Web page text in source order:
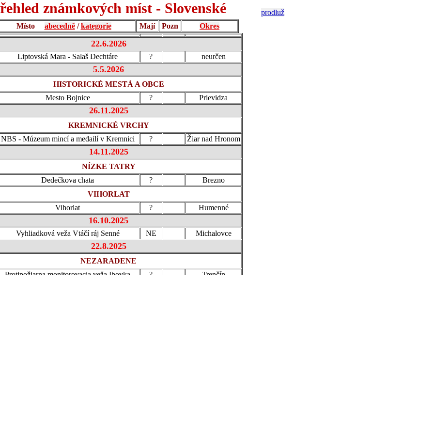
známkových míst - Slovenské
prodluž
Místo abecedně/kategorie Mají Pozn Okres
22.6.2026
Liptovská Mara - Salaš Dechtáre ? neurčen
5.5.2026
HISTORICKÉ MESTÁ A OBCE
Mesto Bojnice ? Prievidza
26.11.2025
KREMNICKÉ VRCHY
NBS - Múzeum mincí a medailí v Kremnici ? Žiar nad Hronom
14.11.2025
NÍZKE TATRY
Dedečkova chata ?
Brezno
VIHORLAT
Vihorlat ? Humenné
16.10.2025
Vyhliadková veža Vtáčí ráj Senné NE Michalovce
22.8.2025
NEZARADENE
Protipožiarna monitorovacia veža Ibovka ? Trenčín